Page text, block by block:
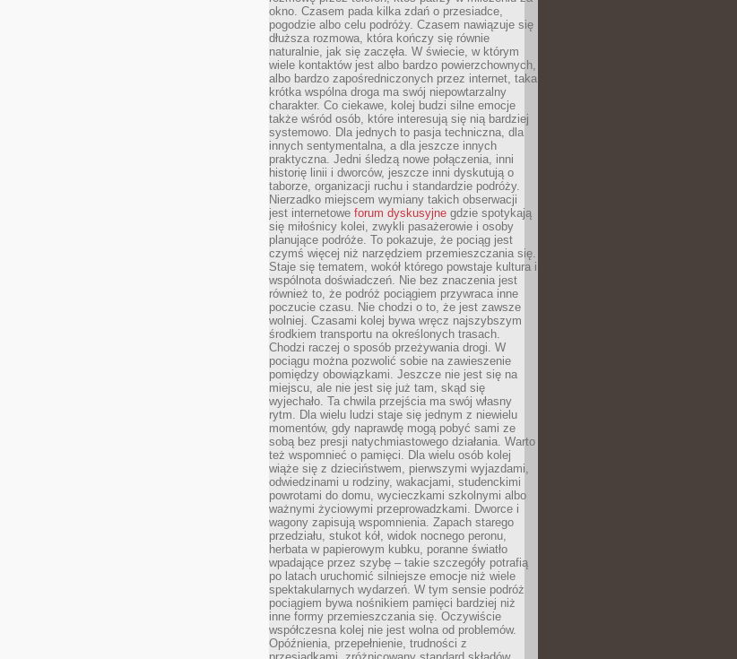
okno. Czasem pada kilka zdań o przesiadce,
pogodzie albo celu podróży. Czasem nawiązuje się
dłuższa rozmowa, która kończy się równie
naturalnie, jak się zaczęła. W świecie, w którym
wiele kontaktów jest albo bardzo powierzchownych,
albo bardzo zapośredniczonych przez internet, taka
krótka wspólna droga ma swój niepowtarzalny
charakter. Co ciekawe, kolej budzi silne emocje
także wśród osób, które interesują się nią bardziej
systemowo. Dla jednych to pasja techniczna, dla
innych sentymentalna, a dla jeszcze innych
praktyczna. Jedni śledzą nowe połączenia, inni
historię linii i dworców, jeszcze inni dyskutują o
taborze, organizacji ruchu i standardzie podróży.
Nierzadko miejscem wymiany takich obserwacji
jest internetowe forum dyskusyjne gdzie spotykają
się miłośnicy kolei, zwykli pasażerowie i osoby
planujące podróże. To pokazuje, że pociąg jest
czymś więcej niż narzędziem przemieszczania się.
Staje się tematem, wokół którego powstaje kultura i
wspólnota doświadczeń. Nie bez znaczenia jest
również to, że podróż pociągiem przywraca inne
poczucie czasu. Nie chodzi o to, że jest zawsze
wolniej. Czasami kolej bywa wręcz najszybszym
środkiem transportu na określonych trasach.
Chodzi raczej o sposób przeżywania drogi. W
pociągu można pozwolić sobie na zawieszenie
pomiędzy obowiązkami. Jeszcze nie jest się na
miejscu, ale nie jest się już tam, skąd się
wyjechało. Ta chwila przejścia ma swój własny
rytm. Dla wielu ludzi staje się jednym z niewielu
momentów, gdy naprawdę mogą pobyć sami ze
sobą bez presji natychmiastowego działania. Warto
też wspomnieć o pamięci. Dla wielu osób kolej
wiąże się z dzieciństwem, pierwszymi wyjazdami,
odwiedzinami u rodziny, wakacjami, studenckimi
powrotami do domu, wycieczkami szkolnymi albo
ważnymi życiowymi przeprowadzkami. Dworce i
wagony zapisują wspomnienia. Zapach starego
przedziału, stukot kół, widok nocnego peronu,
herbata w papierowym kubku, poranne światło
wpadające przez szybę – takie szczegóły potrafią
po latach uruchomić silniejsze emocje niż wiele
spektakularnych wydarzeń. W tym sensie podróż
pociągiem bywa nośnikiem pamięci bardziej niż
inne formy przemieszczania się. Oczywiście
współczesna kolej nie jest wolna od problemów.
Opóźnienia, przepełnienie, trudności z